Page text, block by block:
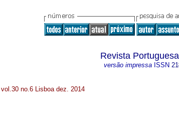
Revista
versão impressa ISSN
no.6 Lisboa dez. 2014